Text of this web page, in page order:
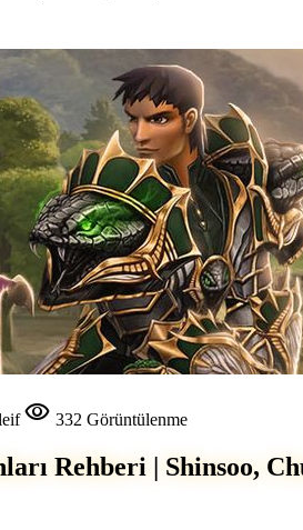
visibility 332 Görüntülenme
Rehberi | Shinsoo,